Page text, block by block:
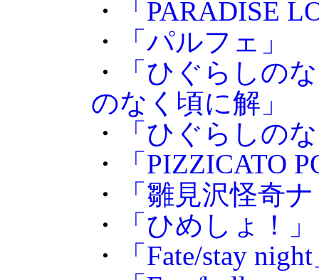
・
「PARADISE
・
「パルフェ」
・
「ひぐらしの
のなく頃に解」
・
「ひぐらしの
・
「PIZZICATO
・
「雛見沢怪奇
・
「ひめしょ！」
・
「Fate/stay